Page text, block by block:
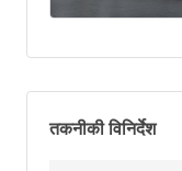
तकनीकी विनिर्देश